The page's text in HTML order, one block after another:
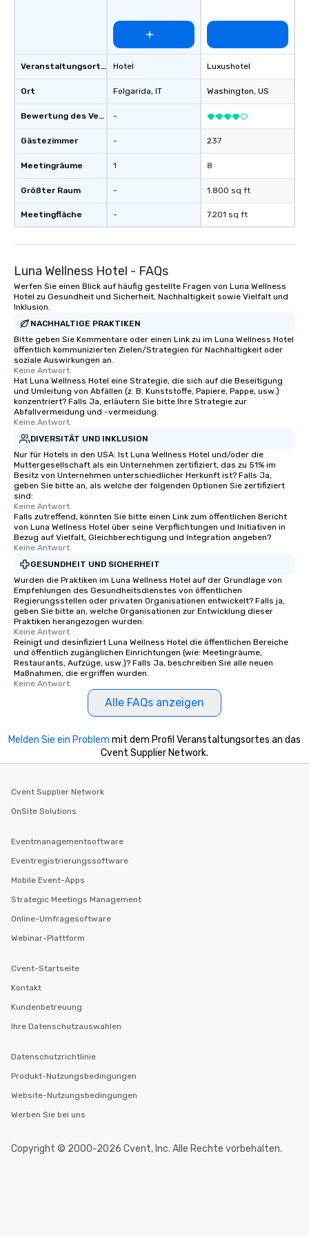
Veranstaltungsortstyp
Ort
Bewertung des Veranstaltungsortes
Gästezimmer
Meetingräume
Größter Raum
Meetingfläche
Hotel
Folgarida, IT
-
-
1
-
-
Luxushotel
Washington, US
237
8
1.800 sq ft
7.201 sq ft
Luna Wellness Hotel - FAQs
Werfen Sie einen Blick auf häufig gestellte Fragen von Luna Wellness
Hotel zu Gesundheit und Sicherheit, Nachhaltigkeit sowie Vielfalt und
Inklusion.
NACHHALTIGE PRAKTIKEN
Bitte geben Sie Kommentare oder einen Link zu im Luna Wellness Hotel
öffentlich kommunizierten Zielen/Strategien für Nachhaltigkeit oder
soziale Auswirkungen an.
Keine Antwort.
Hat Luna Wellness Hotel eine Strategie, die sich auf die Beseitigung
und Umleitung von Abfällen (z. B. Kunststoffe, Papiere, Pappe, usw.)
konzentriert? Falls Ja, erläutern Sie bitte Ihre Strategie zur
Abfallvermeidung und -vermeidung.
Keine Antwort.
DIVERSITÄT UND INKLUSION
Nur für Hotels in den USA: Ist Luna Wellness Hotel und/oder die
Muttergesellschaft als ein Unternehmen zertifiziert, das zu 51% im
Besitz von Unternehmen unterschiedlicher Herkunft ist? Falls Ja,
geben Sie bitte an, als welche der folgenden Optionen Sie zertifiziert
sind:
Keine Antwort.
Falls zutreffend, könnten Sie bitte einen Link zum öffentlichen Bericht
von Luna Wellness Hotel über seine Verpflichtungen und Initiativen in
Bezug auf Vielfalt, Gleichberechtigung und Integration angeben?
Keine Antwort.
GESUNDHEIT UND SICHERHEIT
Wurden die Praktiken im Luna Wellness Hotel auf der Grundlage von
Empfehlungen des Gesundheitsdienstes von öffentlichen
Regierungsstellen oder privaten Organisationen entwickelt? Falls ja,
geben Sie bitte an, welche Organisationen zur Entwicklung dieser
Praktiken herangezogen wurden:
Keine Antwort.
Reinigt und desinfiziert Luna Wellness Hotel die öffentlichen Bereiche
und öffentlich zugänglichen Einrichtungen (wie: Meetingräume,
Restaurants, Aufzüge, usw.)? Falls Ja, beschreiben Sie alle neuen
Maßnahmen, die ergriffen wurden.
Keine Antwort.
Alle FAQs anzeigen
Melden Sie ein Problem mit dem Profil Veranstaltungsortes an das
Cvent Supplier Network.
Cvent Supplier Network
OnSite Solutions
Eventmanagementsoftware
Eventregistrierungssoftware
Mobile Event-Apps
Strategic Meetings Management
Online-Umfragesoftware
Webinar-Plattform
Cvent-Startseite
Kontakt
Kundenbetreuung
Ihre Datenschutzauswahlen
Datenschutzrichtlinie
Produkt-Nutzungsbedingungen
Website-Nutzungsbedingungen
Werben Sie bei uns
Copyright © 2000-2026 Cvent, Inc. Alle Rechte vorbehalten.